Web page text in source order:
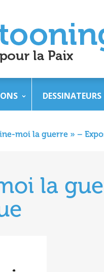
DESSINATEURS
moi la guerre » –
la